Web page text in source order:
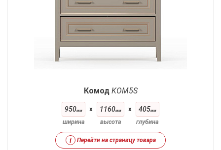
Комод KOM5S
950мм
ширина
x 1160мм
высота
x 405мм
глубина
i Перейти на страницу товара